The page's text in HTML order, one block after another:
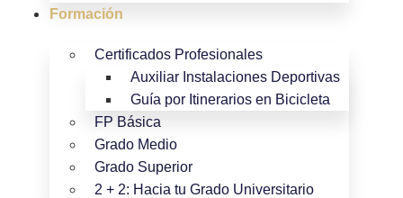
Formación
Certificados Profesionales
Auxiliar Instalaciones Deportivas
Guía por Itinerarios en Bicicleta
FP Básica
Grado Medio
Grado Superior
2 + 2: Hacia tu Grado Universitario